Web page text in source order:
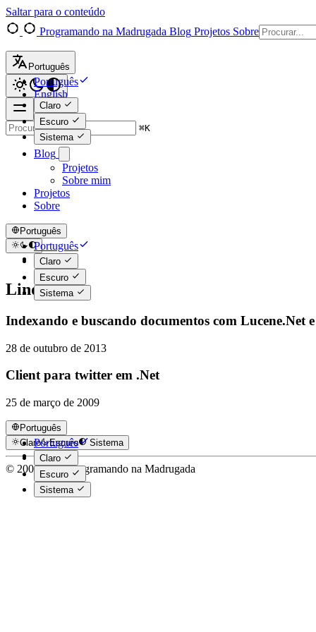
Saltar para o conteúdo
Programando na Madrugada Blog Projetos Sobre
Português
Português
English
Claro
Escuro
Sistema
⌘K
Blog
Projetos
Sobre mim
Projetos
Sobre
Português
Português
English
Claro
Escuro
Sistema
Linq
Indexando e buscando documentos com Lucene.Net
28 de outubro de 2013
Client para twitter em .Net
25 de março de 2009
Português
Português
English
Claro Escuro
Sistema
Claro
Escuro
Sistema
© 2006-2026 Programando na Madrugada